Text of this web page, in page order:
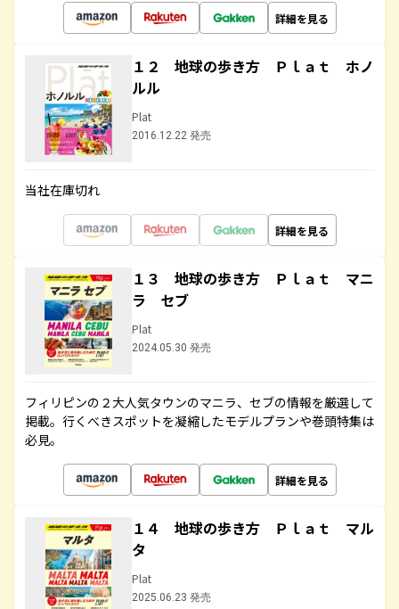
詳細を見る
１２ 地球の歩き方 Ｐｌａｔ ホノ
ルル
Plat
2016.12.22 発売
当社在庫切れ
詳細を見る
１３ 地球の歩き方 Ｐｌａｔ マニ
ラ セブ
Plat
2024.05.30 発売
フィリピンの２大人気タウンのマニラ、セブの情報を厳選して
掲載。行くべきスポットを凝縮したモデルプランや巻頭特集は
必見。
詳細を見る
１４ 地球の歩き方 Ｐｌａｔ マル
タ
Plat
2025.06.23 発売